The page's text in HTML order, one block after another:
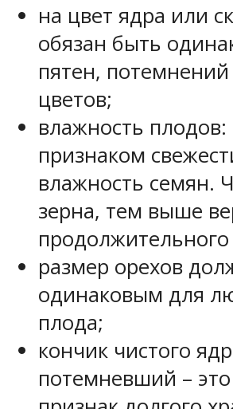
на цвет ядра или
обязан быть
пятен,
цветов;
влажность
признаком
влажность семян.
зерна, тем выше
размер орехов
одинаковым для
плода;
кончик чистого
потемневший –